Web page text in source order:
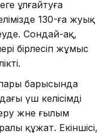
ұлғайтуға
130-ға жуық
Сондай-ақ,
бірлесіп жұмыс
барысында
үш келісімді
және ғылым
құжат. Екіншісі,